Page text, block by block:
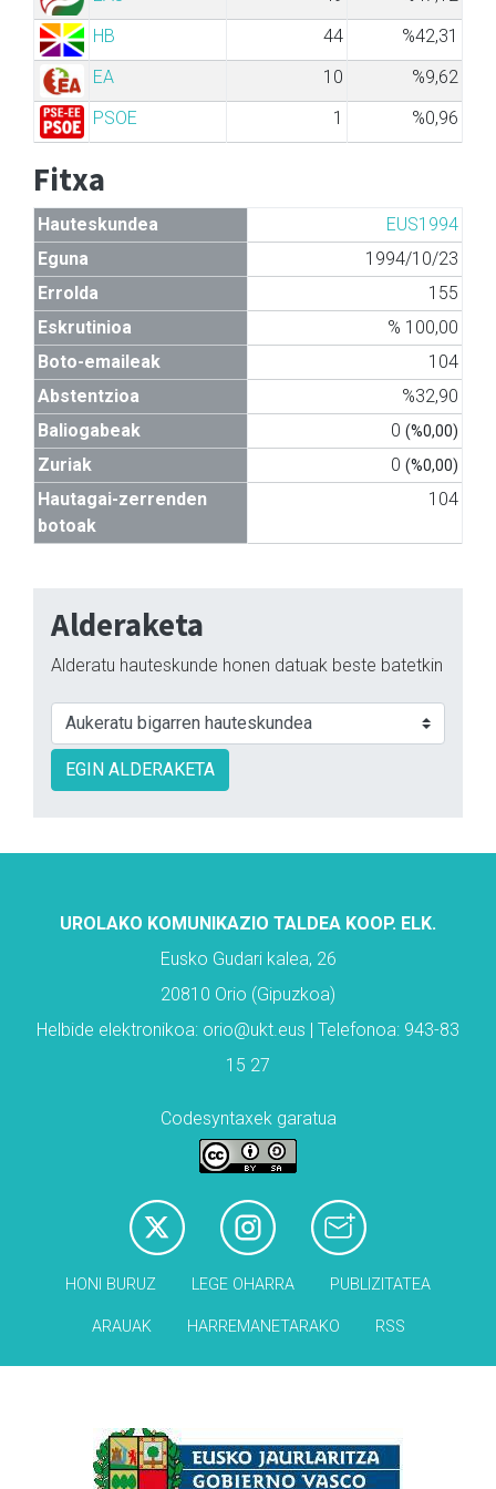
HB
44
%42,31
EA
10
%9,62
PSOE
1 %0,96
Fitxa
Hauteskundea
EUS1994
Eguna
1994/10/23
Errolda
155
Eskrutinioa
% 100,00
Boto-emaileak
104
Abstentzioa
%32,90
Baliogabeak
0 (%0,00)
Zuriak 0 (%0,00)
Hautagai-zerrenden
botoak
104
Alderaketa
Alderatu hauteskunde honen datuak beste batetkin
EGIN ALDERAKETA
UROLAKO KOMUNIKAZIO TALDEA KOOP. ELK.
Eusko Gudari kalea, 26
20810 Orio (Gipuzkoa)
Helbide elektronikoa: orio@ukt.eus | Telefonoa: 943-83
15 27
Codesyntaxek garatua
HONI BURUZ LEGE OHARRA PUBLIZITATEA
ARAUAK HARREMANETARAKO RSS